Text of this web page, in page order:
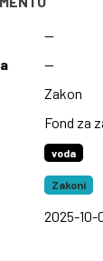
—
—
Zakon
Fond za
voda
Zakoni
2025-10-